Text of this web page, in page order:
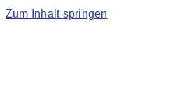
Zum Inhalt springen